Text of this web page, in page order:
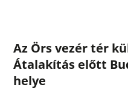
Az Örs vezér tér
Átalakítás előtt
helye